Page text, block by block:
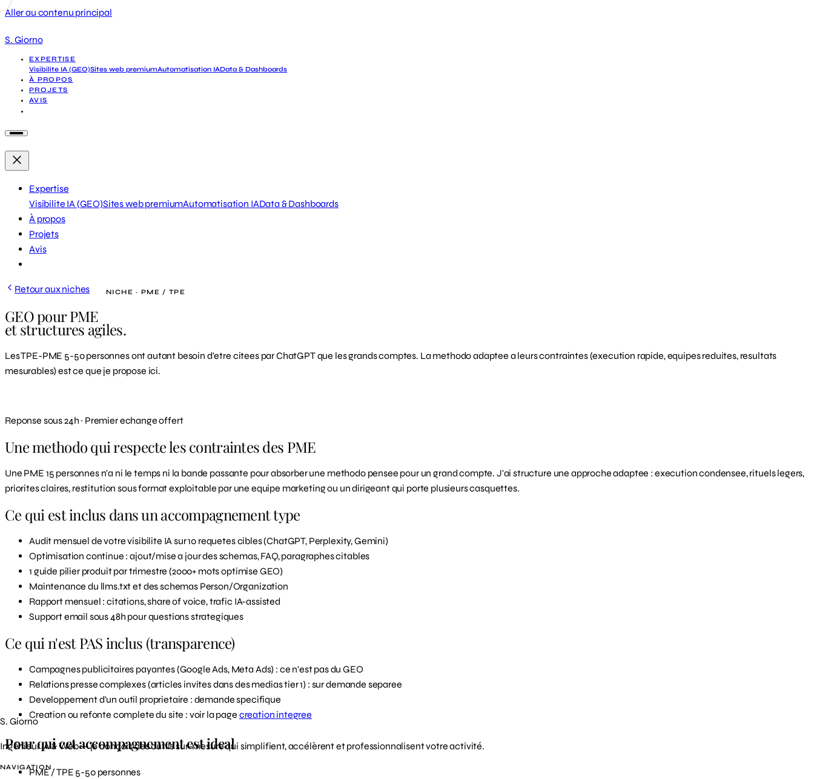
Aller au contenu principal
S. Giorno
EXPERTISE
Visibilite IA (GEO)Sites web premiumAutomatisation IAData & Dashboards
À PROPOS
PROJETS
AVIS
Expertise
Visibilite IA (GEO)Sites web premiumAutomatisation IAData & Dashboards
À propos
Projets
Avis
Retour aux niches NICHE · PME / TPE
GEO pour PME
et structures agiles.
Les TPE-PME 5-50 personnes ont autant besoin d'etre citees par ChatGPT que les grands comptes. La methodo adaptee a leurs contraintes (execution rapide, equipes reduites, resultats
mesurables) est ce que je propose ici.
Reponse sous 24h · Premier echange offert
Une methodo qui respecte les contraintes des PME
Une PME 15 personnes n'a ni le temps ni la bande passante pour absorber une methodo pensee pour un grand compte. J'ai structure une approche adaptee : execution condensee, rituels legers,
priorites claires, restitution sous format exploitable par une equipe marketing ou un dirigeant qui porte plusieurs casquettes.
Ce qui est inclus dans un accompagnement type
Audit mensuel de votre visibilite IA sur 10 requetes cibles (ChatGPT, Perplexity, Gemini)
Optimisation continue : ajout/mise a jour des schemas, FAQ, paragraphes citables
1 guide pilier produit par trimestre (2000+ mots optimise GEO)
Maintenance du llms.txt et des schemas Person/Organization
Rapport mensuel : citations, share of voice, trafic IA-assisted
Support email sous 48h pour questions strategiques
Ce qui n'est PAS inclus (transparence)
Campagnes publicitaires payantes (Google Ads, Meta Ads) : ce n'est pas du GEO
Relations presse complexes (articles invites dans des medias tier 1) : sur demande separee
Developpement d'un outil proprietaire : demande specifique
Creation ou refonte complete du site : voir la page creation integree
Pour qui cet accompagnement est ideal
PME / TPE 5-50 personnes
S. Giorno
Ingénieur IA & Web — je conçois des outils sur-mesure qui simplifient, accélèrent et professionnalisent votre activité.
NAVIGATION